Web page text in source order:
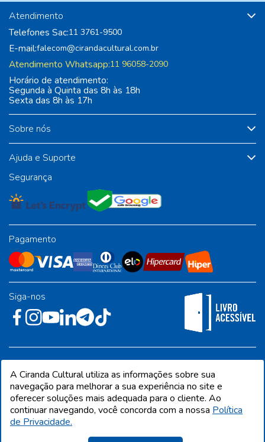
Sobre nós
Ajuda e Suporte
Atendimento
Telefones Sac:11 3761-9500
E-mail:falecom@cirandacultural.com.br
Atendimento Whatsapp:11 96058-2090
Horário de atendimento:
Segunda à Quinta das 8h às 18h
Sexta das 8h às 17h
Segurança
Pagamento
Siga-nos
Industrial - Jandira/SP - CEP 06612-001
CIRANDA CULTURAL EDITORA E DISTRIBUIDORA LTDA. Todos os direitos
reservados. Proibida reprodução total ou parcial. Preços e estoque sujeito a
A Ciranda Cultural utiliza as informações sobre sua
navegação para melhorar a sua experiência no site e
oferecer soluções mais adequada para o cliente. Ao
continuar navegando, você concorda com a nossa Política
de Privacidade.